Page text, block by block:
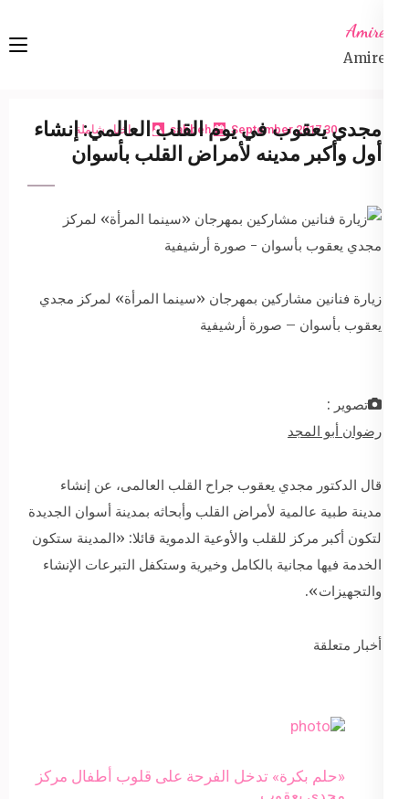
content
Amireta
Amireta
30 September 2017
sabbeh اخبار شاملة
مجدي يعقوب في يوم القلب العالمي: إنشاء
أول وأكبر مدينه لأمراض القلب بأسوان
زيارة فنانين مشاركين بمهرجان «سينما المرأة» لمركز مجدي
يعقوب بأسوان – صورة أرشيفية
تصوير :
رضوان أبو المجد
قال الدكتور مجدي يعقوب جراح القلب العالمى، عن إنشاء
مدينة طبية عالمية لأمراض القلب وأبحاثه بمدينة أسوان الجديدة
لتكون أكبر مركز للقلب والأوعية الدموية قائلا: «المدينة ستكون
الخدمة فيها مجانية بالكامل وخيرية وستكفل التبرعات الإنشاء
والتجهيزات».
أخبار متعلقة
«حلم بكرة» تدخل الفرحة على قلوب أطفال مركز
مجدى يعقوب